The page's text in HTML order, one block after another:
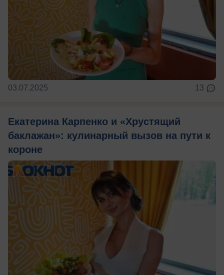
03.07.2025 13
Екатерина Карпенко и «Хрустящий
баклажан»: кулинарный вызов на пути к
короне